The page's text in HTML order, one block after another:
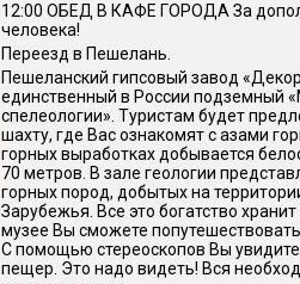
12:00 ОБЕД В КАФЕ ГОРОДА За
человека!
Переезд в Пешелань.
Пешеланский гипсовый завод
единственный в России подземный
спелеологии». Туристам будет
шахту, где Вас ознакомят с азами
горных выработках добывается
70 метров. В зале геологии
горных пород, добытых на
Зарубежья. Все это богатство
музее Вы сможете
С помощью стереоскопов Вы
пещер. Это надо видеть! Вся